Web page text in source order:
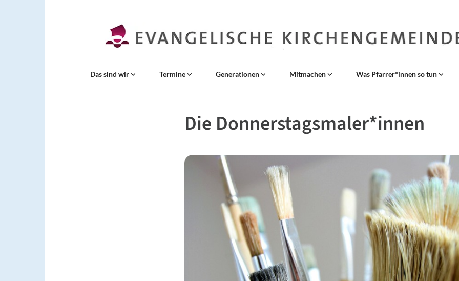
Das sind wir Termine Generationen Mitmachen Was Pfarrer*innen so tun
Die Donnerstagsmaler*innen